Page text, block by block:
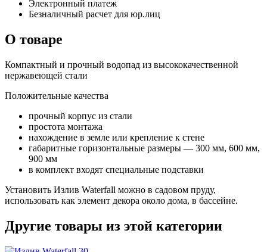
Электронный платеж
Безналичный расчет для юр.лиц
О товаре
Компактный и прочный водопад из высококачественной
нержавеющей стали
Положительные качества
прочный корпус из стали
простота монтажа
нахождение в земле или крепление к стене
габаритные горизонтальные размеры — 300 мм, 600 мм,
900 мм
в комплект входят специальные подставки
Установить Излив Waterfall можно в садовом пруду,
использовать как элемент декора около дома, в бассейне.
Другие товары из этой категории